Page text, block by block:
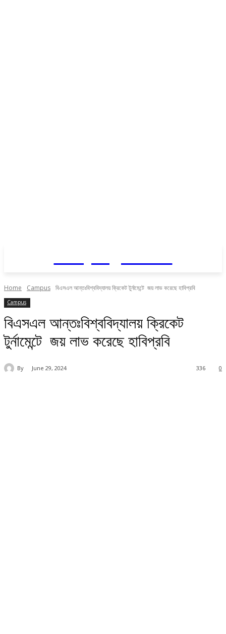
Home Campus বিএসএল আন্তঃবিশ্ববিদ্যালয় ক্রিকেট টুর্নামেন্টে জয় লাভ করেছে হাবিপ্রবি
Campus
বিএসএল আন্তঃবিশ্ববিদ্যালয় ক্রিকেট
টুর্নামেন্টে জয় লাভ করেছে হাবিপ্রবি
By June 29, 2024 0
336